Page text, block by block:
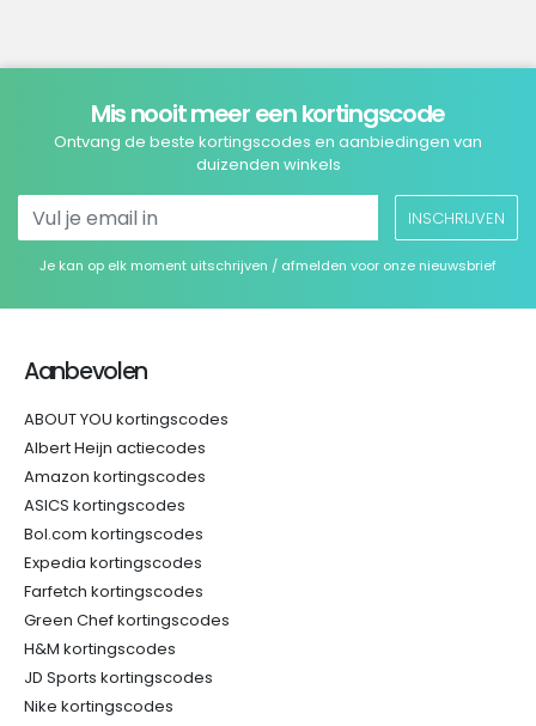
Mis nooit meer een kortingscode
Ontvang de beste kortingscodes en aanbiedingen van
duizenden winkels
INSCHRIJVEN
Je kan op elk moment uitschrijven / afmelden voor onze nieuwsbrief
Aanbevolen
ABOUT YOU kortingscodes
Albert Heijn actiecodes
Amazon kortingscodes
ASICS kortingscodes
Bol.com kortingscodes
Expedia kortingscodes
Farfetch kortingscodes
Green Chef kortingscodes
H&M kortingscodes
JD Sports kortingscodes
Nike kortingscodes